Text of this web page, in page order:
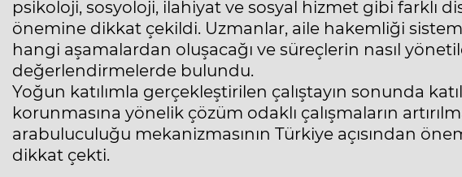
psikoloji, sosyoloji, ilahiyat ve sosyal hizmet gibi farklı
önemine dikkat çekildi. Uzmanlar, aile hakemliği
hangi aşamalardan oluşacağı ve süreçlerin nasıl
değerlendirmelerde bulundu.
Yoğun katılımla gerçekleştirilen çalıştayın sonunda
korunmasına yönelik çözüm odaklı çalışmaların
arabuluculuğu mekanizmasının Türkiye açısından
dikkat çekti.